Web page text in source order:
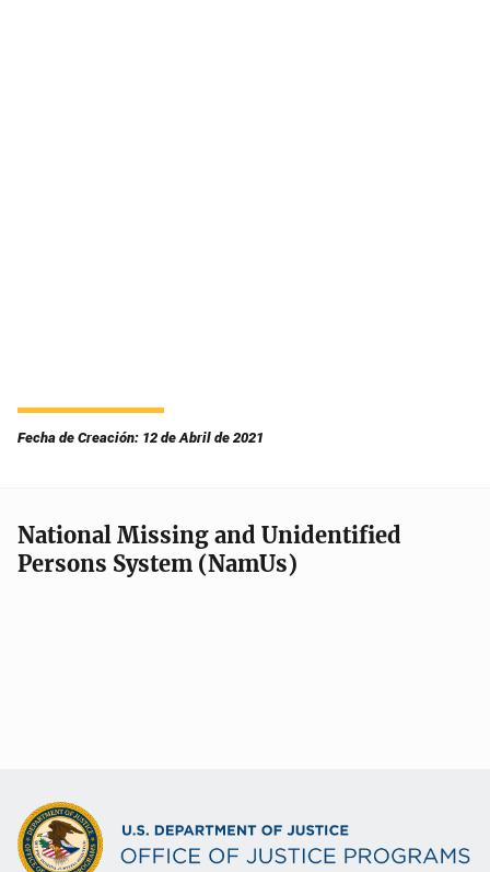
Fecha de Creación: 12 de Abril de 2021
National Missing and Unidentified
Persons System (NamUs)